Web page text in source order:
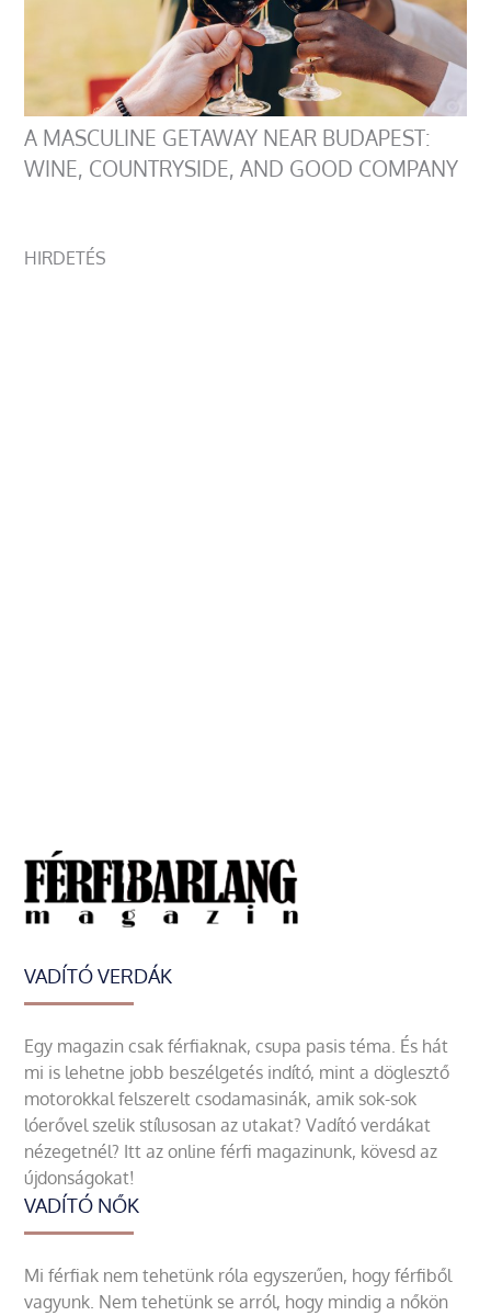
A MASCULINE GETAWAY NEAR BUDAPEST:
WINE, COUNTRYSIDE, AND GOOD COMPANY
HIRDETÉS
VADÍTÓ VERDÁK
Egy magazin csak férfiaknak, csupa pasis téma. És hát
mi is lehetne jobb beszélgetés indító, mint a döglesztő
motorokkal felszerelt csodamasinák, amik sok-sok
lóerővel szelik stílusosan az utakat? Vadító verdákat
nézegetnél? Itt az online férfi magazinunk, kövesd az
újdonságokat!
VADÍTÓ NŐK
Mi férfiak nem tehetünk róla egyszerűen, hogy férfiből
vagyunk. Nem tehetünk se arról, hogy mindig a nőkön